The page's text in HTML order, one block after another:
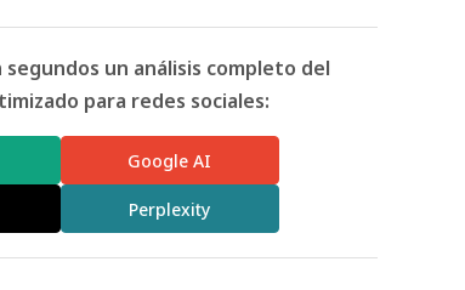
un análisis completo del
para redes sociales:
Google AI
Perplexity